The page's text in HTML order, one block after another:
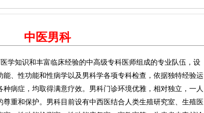
中医男科
学知识和丰富临床经验的中高级专科医师组成的专业队伍，设
、性功能和性病学以及男科学各项专科检查，依据独特经验运
病症，均取得满意疗效。男科门诊环境优雅，相对独立，一人
重和保护。男科目前设有中西医结合人类生殖研究室、生殖医